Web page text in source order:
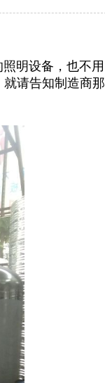
明设备，也不用
请告知制造商那